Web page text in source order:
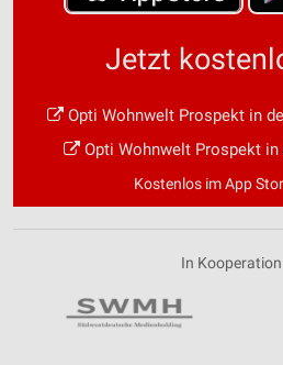
Jetzt
Opti Wohnwelt Prospekt in
Opti Wohnwelt Prospekt in
Kostenlos im App
In